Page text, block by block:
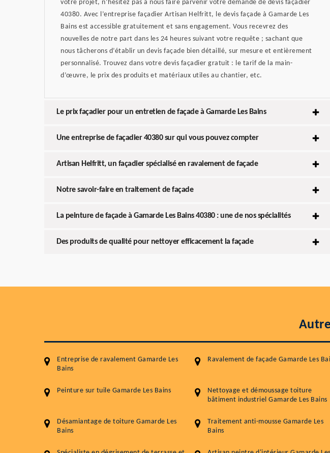
votre projet, n’hésitez pas à nous faire parvenir votre demande de devis façadier
40380. Avec l’entreprise façadier Artisan Helfritt, le devis façade à Gamarde Les
Bains est accessible gratuitement et sans engagement. Vous recevrez des
nouvelles de notre part dans les 24 heures suivant votre requête ; sachant que
nous tâcherons d’établir un devis façade bien détaillé, sur mesure et entièrement
personnalisé. Trouvez dans votre devis façadier gratuit : le tarif de la main-
d’œuvre, le prix des produits et matériaux utiles au chantier, etc.
Le prix façadier pour un entretien de façade à Gamarde Les Bains
Une entreprise de façadier 40380 sur qui vous pouvez compter
Artisan Helfritt, un façadier spécialisé en ravalement de façade
Notre savoir-faire en traitement de façade
La peinture de façade à Gamarde Les Bains 40380 : une de nos spécialités
Des produits de qualité pour nettoyer efficacement la façade
Entreprise de ravalement Gamarde Les
Bains
Ravalement de façade Gamarde Les
Peinture sur tuile Gamarde Les Bains
Nettoyage et démoussage toiture
bâtiment industriel Gamarde Les Bains
Désamiantage de toiture Gamarde Les
Bains
Traitement anti-mousse Gamarde Les
Bains